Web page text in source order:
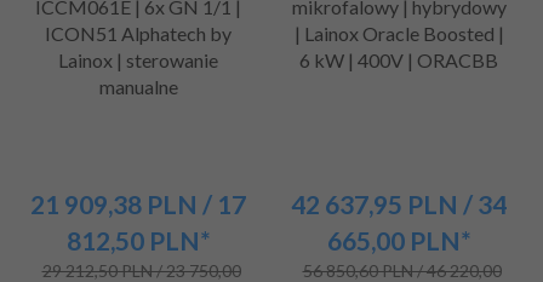
ICCM061E | 6x GN 1/1 |
ICON51 Alphatech by
Lainox | sterowanie
manualne
21 909,38 PLN / 17
812,50 PLN*
29 212,50 PLN / 23 750,00
mikrofalowy | hybrydowy
| Lainox Oracle Boosted |
6 kW | 400V | ORACBB
42 637,95 PLN / 34
665,00 PLN*
56 850,60 PLN / 46 220,00